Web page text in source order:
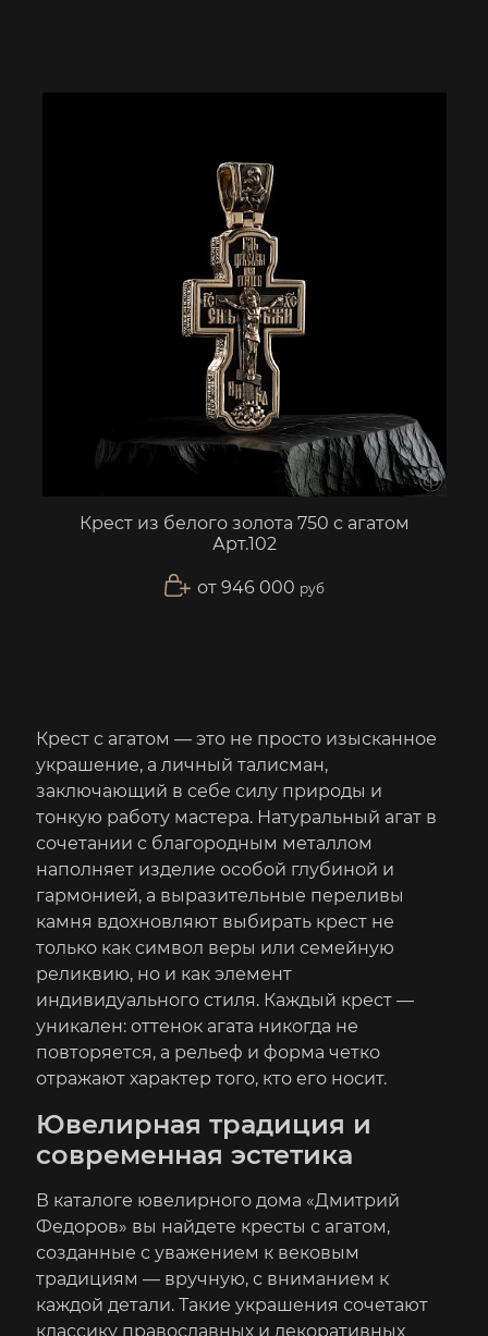
Крест из белого золота 750 с агатом
Арт.102
от 946 000 руб
Крест с агатом — это не просто изысканное
украшение, а личный талисман,
заключающий в себе силу природы и
тонкую работу мастера. Натуральный агат в
сочетании с благородным металлом
наполняет изделие особой глубиной и
гармонией, а выразительные переливы
камня вдохновляют выбирать крест не
только как символ веры или семейную
реликвию, но и как элемент
индивидуального стиля. Каждый крест —
уникален: оттенок агата никогда не
повторяется, а рельеф и форма четко
отражают характер того, кто его носит.
Ювелирная традиция и
современная эстетика
В каталоге ювелирного дома «Дмитрий
Федоров» вы найдете кресты с агатом,
созданные с уважением к вековым
традициям — вручную, с вниманием к
каждой детали. Такие украшения сочетают
классику православных и декоративных